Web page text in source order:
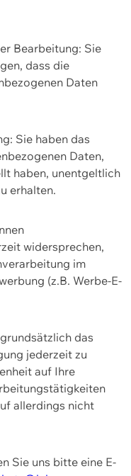
Bearbeitung: Sie
dass die
Daten
Sie haben das
Daten,
haben, unentgeltlich
erhalten.
widersprechen,
im
(z.B. Werbe-E-
das
jederzeit zu
auf Ihre
allerdings nicht
Sie uns bitte eine E-